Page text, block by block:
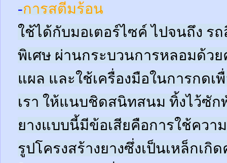
-การสตีมร้อน
ใช้ได้กับมอเตอร์ไซค์ ไปจนถึง ร
พิเศษ ผ่านกระบวนการหลอมด้ว
แผล และใช้เครื่องมือในการกดเ
เรา ให้แนบชิดสนิทสนม ทิ้งไว้ซั
ยางแบบนี้มีข้อเสียคือการใช้ควา
รูปโครงสร้างยางซึ่งเป็นเหล็กเกิ